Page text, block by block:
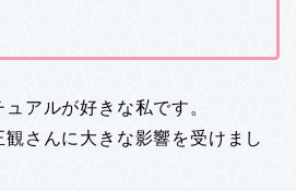
アルが好きな私です。
さんに大きな影響を受けまし